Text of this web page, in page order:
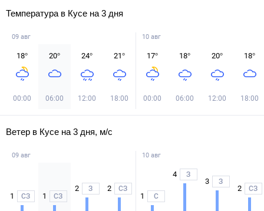
Температура в Кусе на 3 дня
09 авг
18°
00:00
20°
06:00
24°
12:00
21°
18:00
10 авг
17°
00:00
18°
06:00
20°
12:00
18°
18:00
Ветер в Кусе на 3 дня, м/с
09 авг
1 СЗ 1 СЗ
2 З 2 СЗ
10 авг
1 С
4 З
3 З
2 СЗ